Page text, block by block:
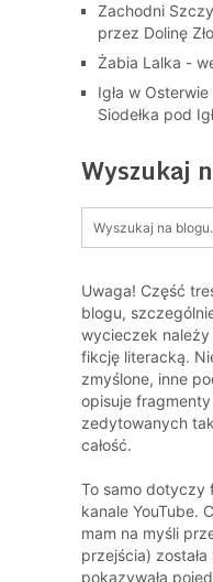
Zachodni
przez Dolinę
Żabia Lalka -
Igła w
Siodełka pod
Wyszukaj
Uwaga! Część
blogu,
wycieczek należy
fikcję literacką.
zmyślone, inne
opisuje
zedytowanych
całość.
To samo dotyczy
kanale YouTube.
mam na myśli
przejścia)
pokazywała